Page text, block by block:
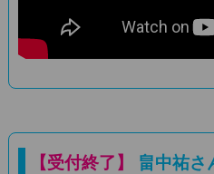
【受付終了】 畠中祐さ